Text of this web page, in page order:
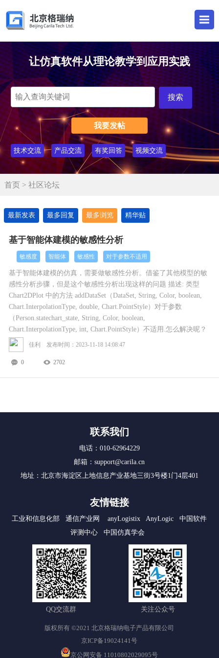
让仿真软件从理论教学到应用实践
我要发帖
技术交流 产品交流 有奖回答 视频交流
首页> 社区论坛
最新发表 最多回复 最多浏览 精华贴
基于智能体建模的敏感性分析
敏感度 智能体 敏感性 对于参数不适用
基于智能体建模的仿真，需要做敏感性分析。借鉴了其他模型的敏
感性分析步骤，但是这个敏感性分析出现这样的问题 描述: 类型
Chart2DPlot 中的方法 addDataSet（DataSet, String, Color, boolean,
Chart.InterpolationType, double, Chart.PointStyle）对于参数
（Person.statechart_state, String, Color, boolean,
Chart.InterpolationType, int, Chart.PointStyle）不适用.怎么解决呢？
佳利 发布时间：2023-11-18 14:08:47
0 2702
联系我们
电话：010-62964229
邮箱：support@carila.cn
地址：北京市海淀区上地信息产业基地三街3号楼1门4层401
友情链接
工业和信息化部 通信产业网 anyLogistix AnyLogic
中国软件
评测中心
中国仿真学会
QQ交流群 关注公众号
版权所有 ©2021 北京格瑞纳电子产品有限公司
京ICP备19024141号
京公网安备 11010802029095号